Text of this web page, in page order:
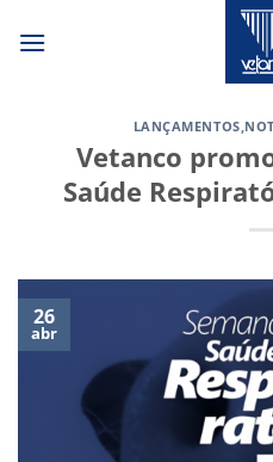
LANÇAMENTOS,
Vetanco
Saúde
26
abr